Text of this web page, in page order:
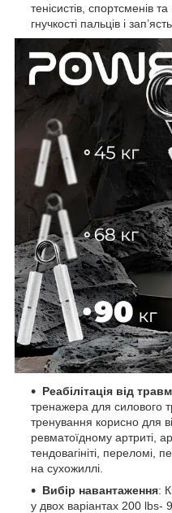
тенісистів, спортсменів
гнучкості пальців і зап’ясть.
Реабілітація від травм
тренажера для силового
тренування корисно для
ревматоїдному артриті,
тендовагініті, переломі,
на сухожиллі.
Вибір навантаження:
у двох варіантах 200 lbs-